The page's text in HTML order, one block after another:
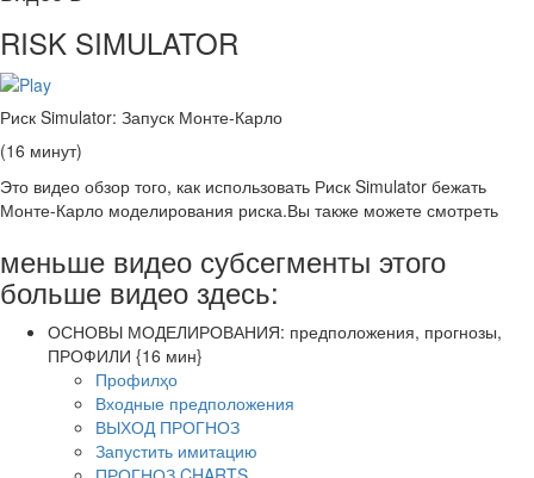
RISK SIMULATOR
Риск Simulator: Запуск Монте-Карло
(16 минут)
Это видео обзор того, как использовать Риск Simulator бежать
Монте-Карло моделирования риска.Вы также можете смотреть
меньше видео субсегменты этого
больше видео здесь:
ОСНОВЫ МОДЕЛИРОВАНИЯ: предположения, прогнозы,
ПРОФИЛИ {16 мин}
Профилҳо
Входные предположения
ВЫХОД ПРОГНОЗ
Запустить имитацию